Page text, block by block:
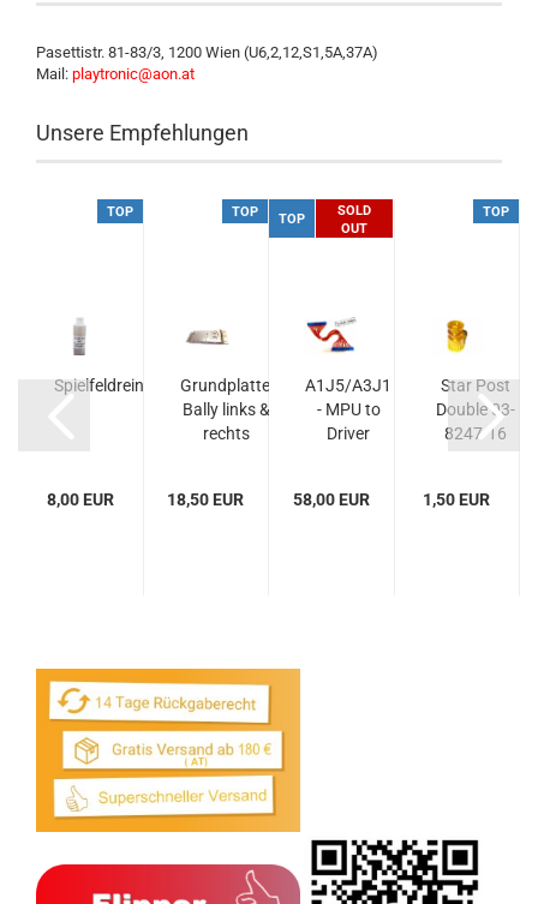
Pasettistr. 81-83/3, 1200 Wien (U6,2,12,S1,5A,37A)
Mail: playtronic@aon.at
Unsere Empfehlungen
TOP
Spielfeldreiniger
8,00 EUR
TOP
Grundplatte,
Bally links &
rechts
18,50 EUR
TOP
SOLD
OUT
A1J5/A3J1
- MPU to
Driver
58,00 EUR
TOP
Star Post
Double 03-
8247-16
1,50 EUR